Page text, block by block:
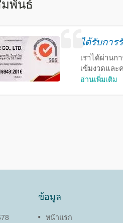
มพันธ์
ได้รับการ
เราได้ผ่านก
เข้มงวดแล
อ่านเพิ่มเติม
ข้อมูล
หน้าแรก
ดัมเปอร์หมุน (PG-13)